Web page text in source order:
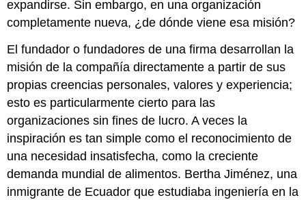
expandirse. Sin embargo, en una organización
completamente nueva, ¿de dónde viene esa misión?
El fundador o fundadores de una firma desarrollan la
misión de la compañía directamente a partir de sus
propias creencias personales, valores y experiencia;
esto es particularmente cierto para las
organizaciones sin fines de lucro. A veces la
inspiración es tan simple como el reconocimiento de
una necesidad insatisfecha, como la creciente
demanda mundial de alimentos. Bertha Jiménez, una
inmigrante de Ecuador que estudiaba ingeniería en la